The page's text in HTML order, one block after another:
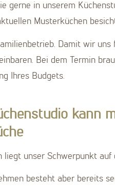
gerne in unserem
Musterküchen
Damit wir
Bei dem Termin
Ihres Budgets.
kann
liegt unser Schwerpunkt auf
besteht aber bereits